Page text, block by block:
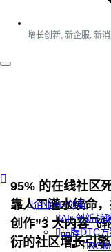
企业AI+创新
AI+创新战
品牌DTC
增长创新 新企服 新
95% 的在线社区
靠人工灌水续命
创作”3 大内容飞
衍的社区增长引